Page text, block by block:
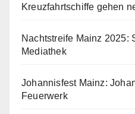
Kreuzfahrtschiffe gehen
Nachtstreife Mainz 2025:
Mediathek
Johannisfest Mainz:
Feuerwerk